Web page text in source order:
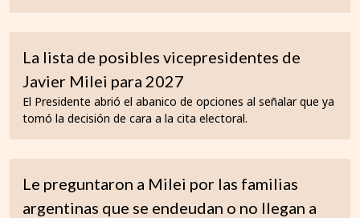
La lista de posibles vicepresidentes de
Javier Milei para 2027
El Presidente abrió el abanico de opciones al señalar que ya
tomó la decisión de cara a la cita electoral.
Le preguntaron a Milei por las familias
argentinas que se endeudan o no llegan a